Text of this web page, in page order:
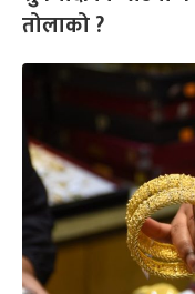
तोलाको ?